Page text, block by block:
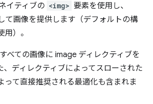
ネイティブの <img> 要素を使用し、
て画像を提供します（デフォルトの構
）。
すべての画像に image ディレクティブを
、ディレクティブによってスローされた
って直接推奨される最適化も含まれま